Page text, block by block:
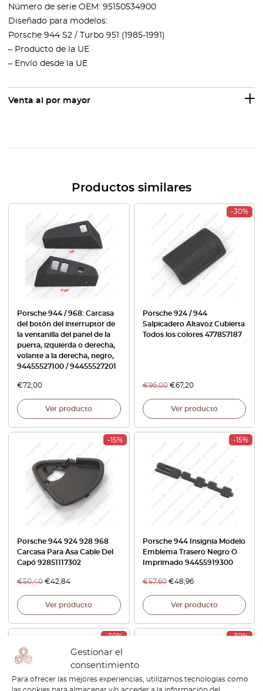
Gestionar el
consentimiento
Para ofrecer las mejores experiencias, utilizamos tecnologías como
las cookies para almacenar y/o acceder a la información del
Número de serie OEM: 95150534900
Diseñado para modelos:
Porsche 944 S2 / Turbo 951 (1985-1991)
– Producto de la UE
– Envío desde la UE
Venta al por mayor
Productos similares
Porsche 944 / 968: Carcasa
del botón del interruptor de
la ventanilla del panel de la
puerta, izquierda o derecha,
volante a la derecha, negro,
94455527100 / 94455527201
€72,00
Ver producto
-30%
Porsche 924 / 944
Salpicadero Altavoz Cubierta
Todos los colores 477857187
€96,00 €67,20
Ver producto
-15%
Porsche 944 924 928 968
Carcasa Para Asa Cable Del
Capó 92851117302
€50,40 €42,84
Ver producto
-15%
Porsche 944 Insignia Modelo
Emblema Trasero Negro O
Imprimado 94455919300
€57,60 €48,96
Ver producto
-30% -30%